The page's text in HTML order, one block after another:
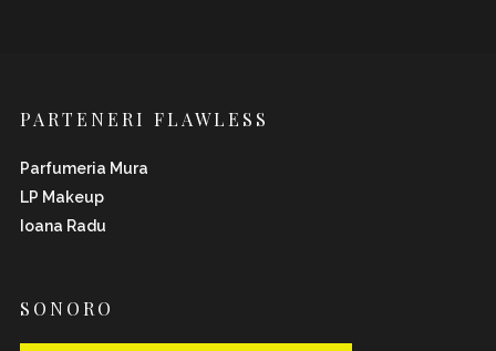
PARTENERI FLAWLESS
Parfumeria Mura
LP Makeup
Ioana Radu
SONORO